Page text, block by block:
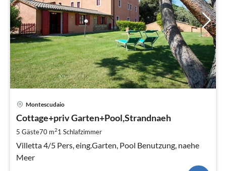
Montescudaio
Cottage+priv Garten+Pool,Strandnaeh
5 Gäste70 m21 Schlafzimmer
Villetta 4/5 Pers, eing.Garten, Pool Benutzung, naehe
Meer